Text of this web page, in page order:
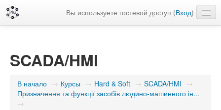
Вы используете гостевой доступ (Вход)
SCADA/HMI
В начало → Курсы → Hard & Soft → SCADA/HMI →
Призначення та функції засобів людино-машинного ін...
→